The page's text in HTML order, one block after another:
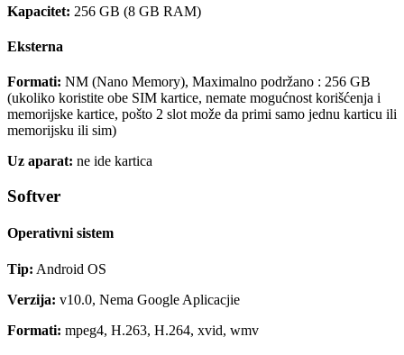
Kapacitet: 256 GB (8 GB RAM)
Eksterna
Formati: NM (Nano Memory), Maximalno podržano : 256 GB
(ukoliko koristite obe SIM kartice, nemate mogućnost korišćenja i
memorijske kartice, pošto 2 slot može da primi samo jednu karticu ili
memorijsku ili sim)
Uz aparat: ne ide kartica
Softver
Operativni sistem
Tip: Android OS
Verzija: v10.0, Nema Google Aplicacjie
Formati: mpeg4, H.263, H.264, xvid, wmv